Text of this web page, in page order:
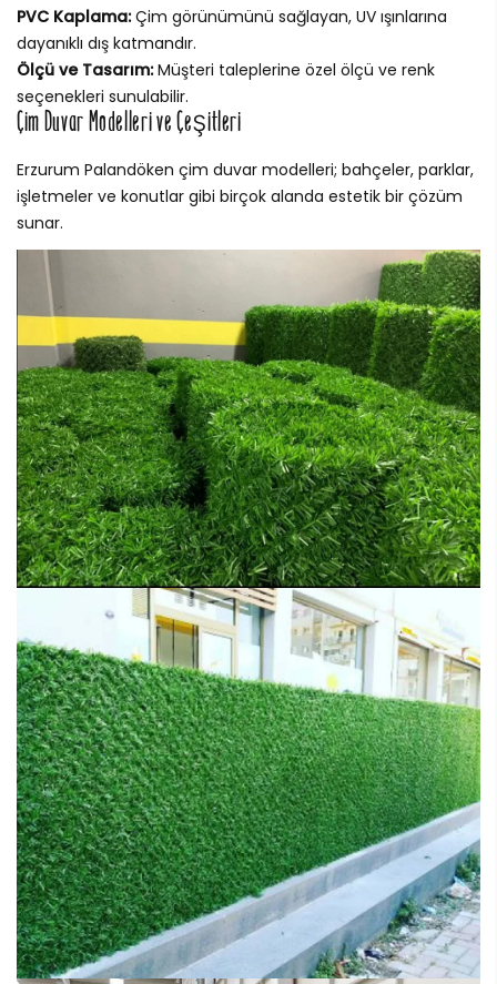
PVC Kaplama:Çim görünümünü sağlayan, UV ışınlarına
dayanıklı dış katmandır.
Ölçü ve Tasarım:Müşteri taleplerine özel ölçü ve renk
seçenekleri sunulabilir.
Çim Duvar Modelleri ve Çeşitleri
Erzurum Palandöken çim duvar modelleri; bahçeler, parklar,
işletmeler ve konutlar gibi birçok alanda estetik bir çözüm
sunar.